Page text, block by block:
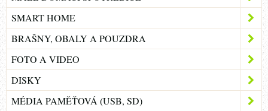
SMART HOME
BRAŠNY, OBALY A POUZDRA
FOTO A VIDEO
DISKY
MÉDIA PAMĚŤOVÁ (USB, SD)